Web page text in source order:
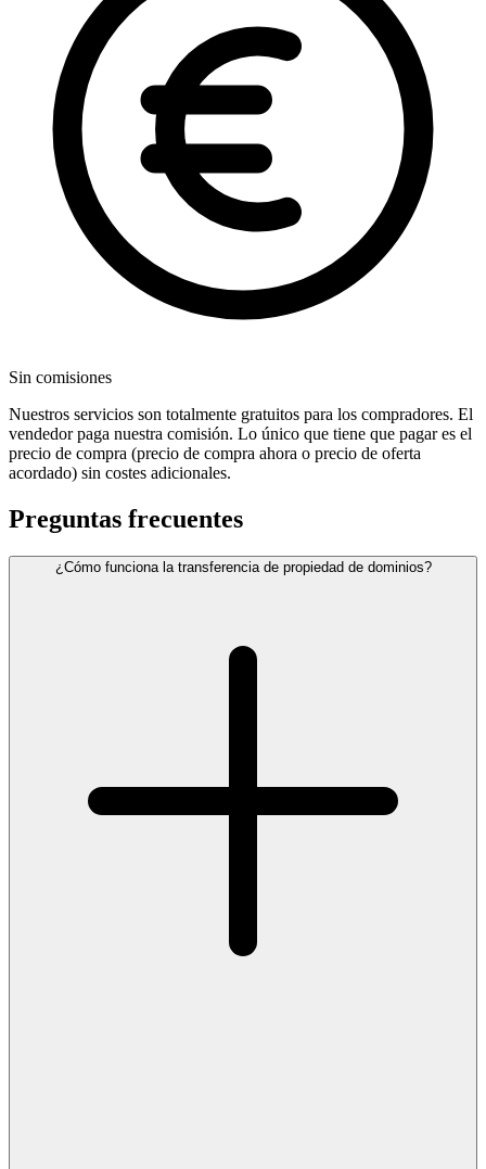
Sin comisiones
Nuestros servicios son totalmente gratuitos para los compradores. El
vendedor paga nuestra comisión. Lo único que tiene que pagar es el
precio de compra (precio de compra ahora o precio de oferta
acordado) sin costes adicionales.
Preguntas frecuentes
¿Cómo funciona la transferencia de propiedad de dominios?